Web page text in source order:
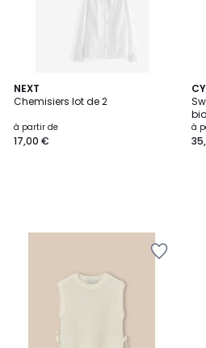
NEXT
Chemisiers lot de 2
à partir de
17,00 €
Sweat à
à